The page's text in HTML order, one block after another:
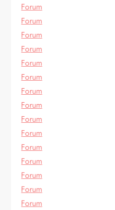
Forum
Forum
Forum
Forum
Forum
Forum
Forum
Forum
Forum
Forum
Forum
Forum
Forum
Forum
Forum